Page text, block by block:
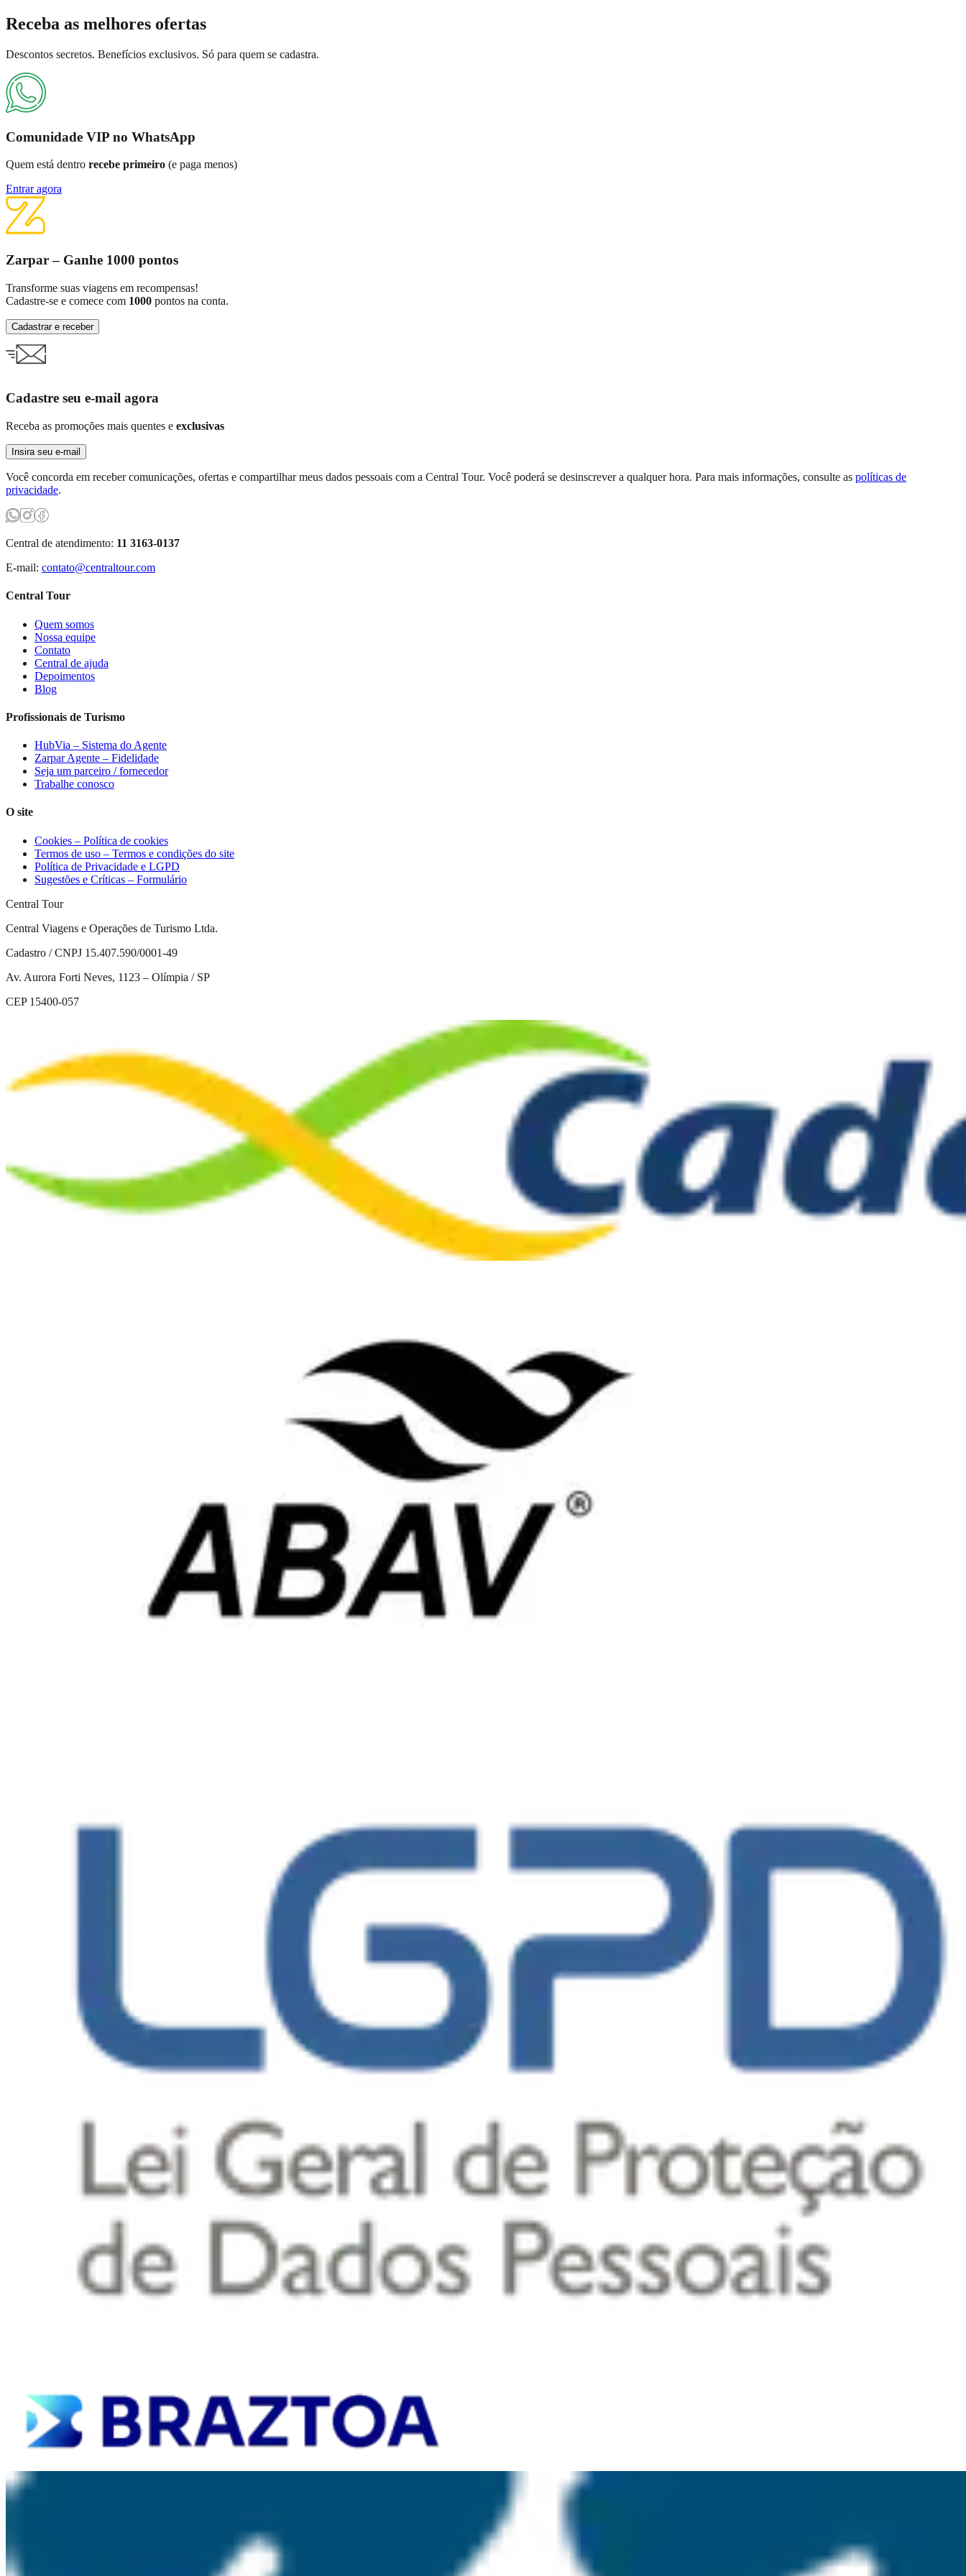
Receba as melhores ofertas
Descontos secretos. Benefícios exclusivos. Só para quem se cadastra.
Comunidade VIP no WhatsApp
Quem está dentro recebe primeiro (e paga menos)
Entrar agora
Zarpar – Ganhe 1000 pontos
Transforme suas viagens em recompensas!
Cadastre-se e comece com 1000 pontos na conta.
Cadastrar e receber
Cadastre seu e-mail agora
Receba as promoções mais quentes e exclusivas
Insira seu e-mail
Você concorda em receber comunicações, ofertas e compartilhar meus dados pessoais com a Central Tour. Você poderá se desinscrever a qualquer hora. Para mais informações, consulte as políticas de
privacidade.
Central de atendimento: 11 3163-0137
E-mail: contato@centraltour.com
Central Tour
Quem somos
Nossa equipe
Contato
Central de ajuda
Depoimentos
Blog
Profissionais de Turismo
HubVia – Sistema do Agente
Zarpar Agente – Fidelidade
Seja um parceiro / fornecedor
Trabalhe conosco
O site
Cookies – Política de cookies
Termos de uso – Termos e condições do site
Política de Privacidade e LGPD
Sugestões e Críticas – Formulário
Central Tour
Central Viagens e Operações de Turismo Ltda.
Cadastro / CNPJ 15.407.590/0001-49
Av. Aurora Forti Neves, 1123 – Olímpia / SP
CEP 15400-057